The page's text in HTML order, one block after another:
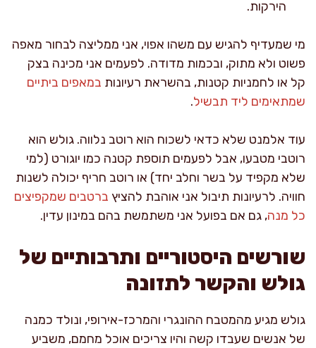
הירקות.
מי שמעדיף להגיש עם משהו אפוי, אני ממליצה לבחור מאפה
פשוט ולא מתוק, ובכמות מדודה. לפעמים אני מכינה בצק
קל או לחמניות קטנות, בהשראת רעיונות במאפים ביתיים
שמתאימים ליד תבשיל.
עוד אלמנט שלא כדאי לשכוח הוא רוטב נלווה. גולש הוא
רוטבי מטבעו, אבל לפעמים תוספת קטנה כמו יוגורט (למי
שלא מקפיד על בשר וחלב יחד) או רוטב חריף יכולה לשנות
חוויה. לרעיונות תיבול אני אוהבת להציץ ברטבים שמקפיצים
כל מנה, גם אם בפועל אני משתמשת בהם במינון עדין.
שורשים היסטוריים ותרבותיים של
גולש והקשר לתזונה
גולש מגיע מהמטבח ההונגרי והמרכז-אירופי, ונולד כמנה
של אנשים שעבדו קשה והיו צריכים אוכל מחמם, משביע